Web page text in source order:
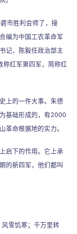
市胜利会师了，接
编为中国工农革命军
记，陈毅任政治部主
称红军第四军，简称红
上的一件大事。朱德
基础形成的，有2000
革命根据地的实力。
启下的作用。它上承
的新四军，他们都叫
雪饥寒；千万里转